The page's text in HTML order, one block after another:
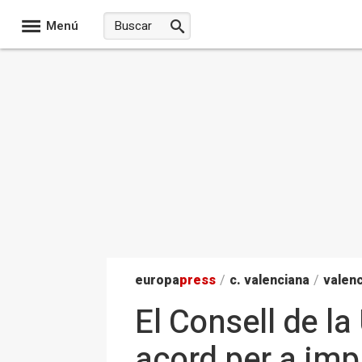
Menú
europapress / c. valenciana /
El Consell de